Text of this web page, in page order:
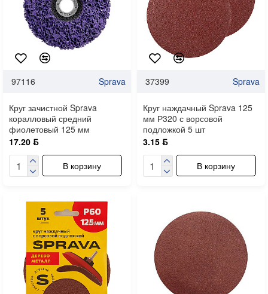
97116 Sprava
Круг зачистной Sprava
коралловый средний
фиолетовый 125 мм
17.20 ƃ
В корзину
37399 Sprava
Круг наждачный Sprava 125
мм Р320 с ворсовой
подложкой 5 шт
3.15 ƃ
В корзину